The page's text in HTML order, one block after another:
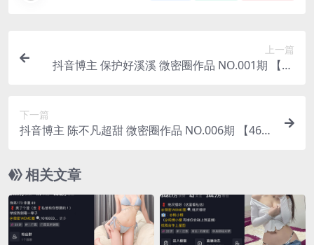
上一篇
抖音博主 保护好溪溪 微密圈作品 NO.001期 【55
下一篇
抖音博主 陈不凡超甜 微密圈作品 NO.006期 【46
相关文章